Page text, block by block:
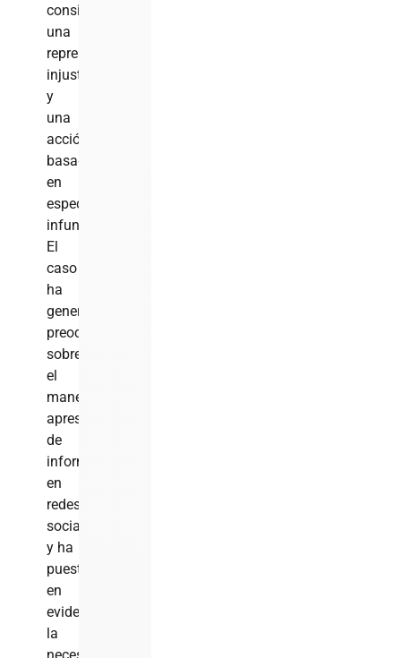
consideró
una
represalia
injusta
y
una
acción
basada
en
especulaciones
infundadas.
El
caso
ha
generado
preocupación
sobre
el
manejo
apresurado
de
información
en
redes
sociales
y ha
puesto
en
evidencia
la